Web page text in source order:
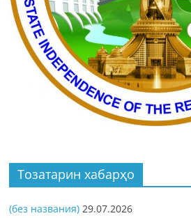
Тозатарин хабарҳо
(без названия) 29.07.2026